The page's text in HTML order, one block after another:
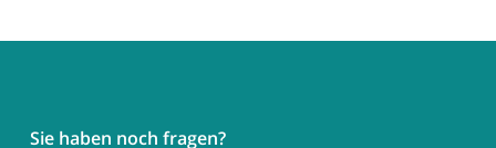
Sie haben noch fragen?